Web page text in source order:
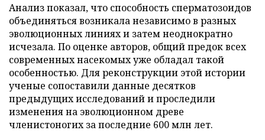
Анализ показал, что способность сперматозоидов
объединяться возникала независимо в разных
эволюционных линиях и затем неоднократно
исчезала. По оценке авторов, общий предок всех
современных насекомых уже обладал такой
особенностью. Для реконструкции этой истории
ученые сопоставили данные десятков
предыдущих исследований и проследили
изменения на эволюционном древе
членистоногих за последние 600 млн лет.